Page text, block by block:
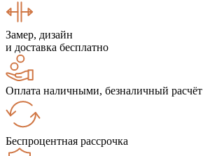
Замер, дизайн
и доставка бесплатно
Оплата наличными, безналичный расчёт
Беспроцентная рассрочка